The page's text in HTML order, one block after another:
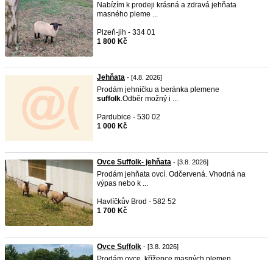
Nabízím k prodeji krásná a zdravá jehňata
masného pleme ...
Plzeň-jih - 334 01
1 800 Kč
Jehňata - [4.8. 2026]
Prodám jehničku a beránka plemene
suffolk.Odběr možný i ...
Pardubice - 530 02
1 000 Kč
Ovce Suffolk- jehňata - [3.8. 2026]
Prodám jehňata ovcí. Odčervená. Vhodná na
výpas nebo k ...
Havlíčkův Brod - 582 52
1 700 Kč
Ovce Suffolk - [3.8. 2026]